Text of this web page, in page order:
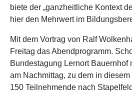
biete der „ganzheitliche Kontext
hier den Mehrwert im
Mit dem Vortrag von Ralf
Freitag das Abendprogramm.
Bundestagung Lernort Bauernhof
am Nachmittag, zu dem in
150 Teilnehmende nach